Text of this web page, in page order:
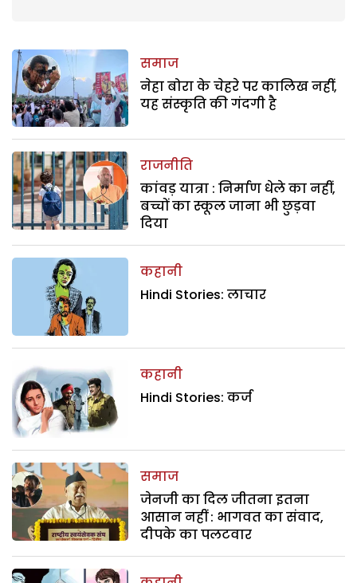
समाज
नेहा बोरा के चेहरे पर कालिख नहीं,
यह संस्कृति की गंदगी है
राजनीति
कांवड़ यात्रा : निर्माण धेले का नहीं,
बच्चों का स्कूल जाना भी छुड़वा
दिया
कहानी
Hindi Stories: लाचार
कहानी
Hindi Stories: कर्ज
समाज
जेनजी का दिल जीतना इतना
आसान नहीं : भागवत का संवाद,
दीपके का पलटवार